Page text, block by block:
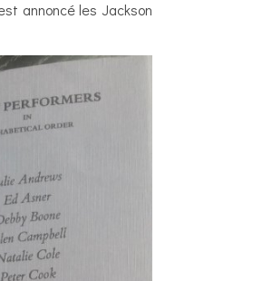
annoncé les Jackson